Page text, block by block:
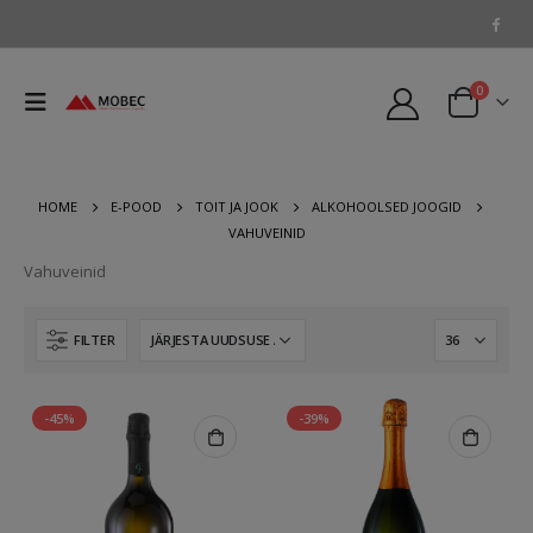
0
HOME E-POOD TOIT JA JOOK
ALKOHOOLSED JOOGID
VAHUVEINID
Vahuveinid
FILTER
-45% -39%